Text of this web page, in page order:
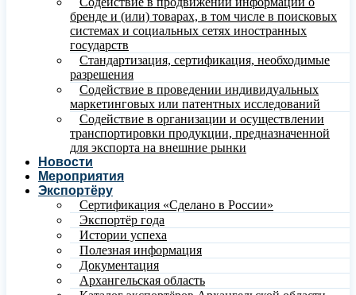
бренде и (или) товарах, в том числе в поисковых
системах и социальных сетях иностранных
государств
Стандартизация, сертификация, необходимые
разрешения
Содействие в проведении индивидуальных
маркетинговых или патентных исследований
Содействие в организации и осуществлении
транспортировки продукции, предназначенной
для экспорта на внешние рынки
Новости
Мероприятия
Экспортёру
Сертификация «Сделано в России»
Экспортёр года
Истории успеха
Полезная информация
Документация
Архангельская область